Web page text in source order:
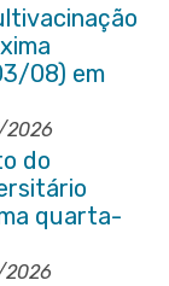
08) em
2026
do
quarta-
2026